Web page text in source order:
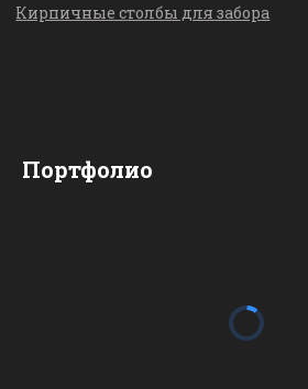
Кирпичные столбы для забора
Портфолио